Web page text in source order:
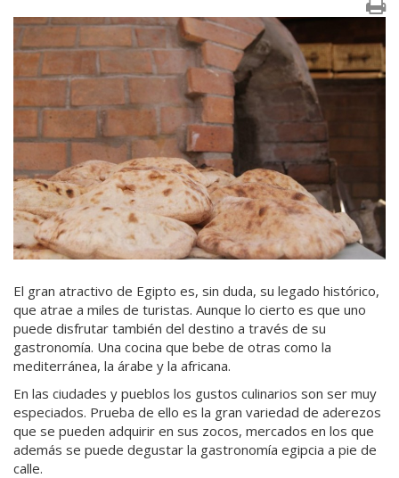
El gran atractivo de Egipto es, sin duda, su legado histórico,
que atrae a miles de turistas. Aunque lo cierto es que uno
puede disfrutar también del destino a través de su
gastronomía. Una cocina que bebe de otras como la
mediterránea, la árabe y la africana.
En las ciudades y pueblos los gustos culinarios son ser muy
especiados. Prueba de ello es la gran variedad de aderezos
que se pueden adquirir en sus zocos, mercados en los que
además se puede degustar la gastronomía egipcia a pie de
calle.